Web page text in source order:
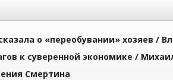
о «переобувании» хозяев /
к суверенной экономике /
Смертина